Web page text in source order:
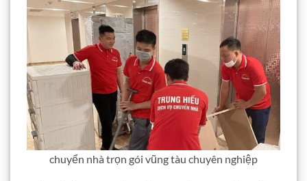
chuyển nhà trọn gói vũng tàu chuyên nghiệp